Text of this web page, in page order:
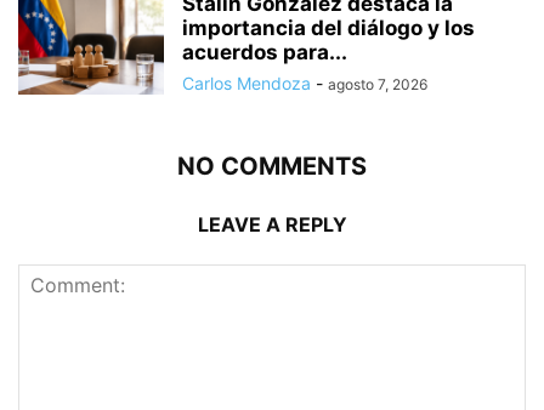
importancia del diálogo y los
acuerdos para...
Carlos Mendoza - agosto 7, 2026
NO COMMENTS
LEAVE A REPLY